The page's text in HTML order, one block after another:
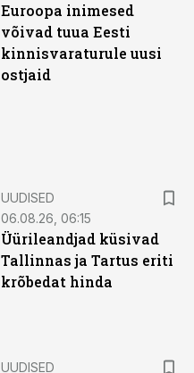
Euroopa inimesed
võivad tuua Eesti
kinnisvaraturule uusi
ostjaid
UUDISED
06.08.26, 06:15
Üürileandjad küsivad
Tallinnas ja Tartus eriti
krõbedat hinda
UUDISED